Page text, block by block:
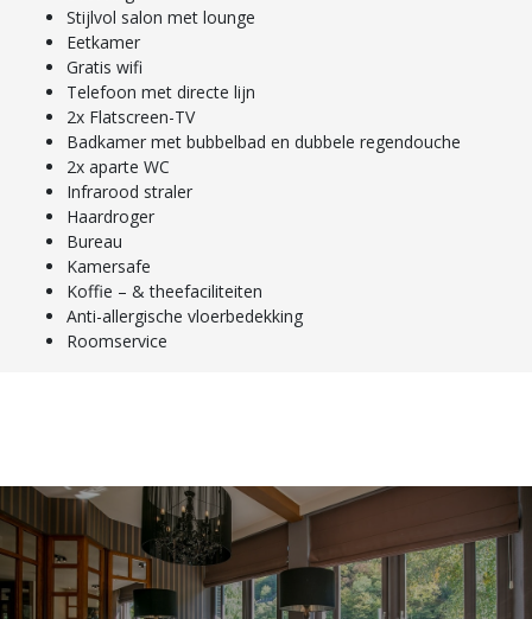
Stijlvol salon met lounge
Eetkamer
Gratis wifi
Telefoon met directe lijn
2x Flatscreen-TV
Badkamer met bubbelbad en dubbele regendouche
2x aparte WC
Infrarood straler
Haardroger
Bureau
Kamersafe
Koffie – & theefaciliteiten
Anti-allergische vloerbedekking
Roomservice